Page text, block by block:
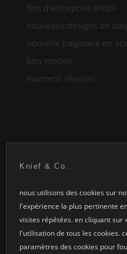
film d’entreprise KNIEF
nouveaux designs de
nouvelle baignoire en
bim models
examens réussis!
archives
march 2022
february 2022
september 2021
february 2019
Knief & Co.
nous utilisons des cookies sur
l'expérience la plus pertinente
visites répétées. en cliquant sur
l'utilisation de tous les cookies.
paramètres des cookies pour